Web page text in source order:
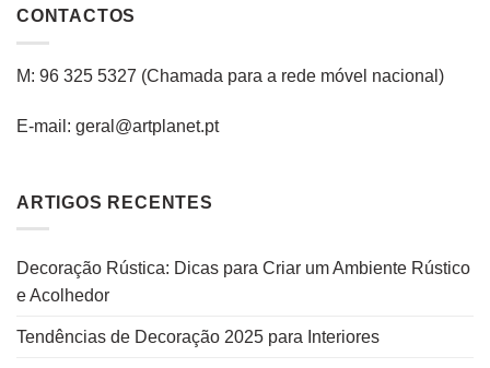
CONTACTOS
M: 96 325 5327 (Chamada para a rede móvel nacional )
E-mail: geral@artplanet.pt
ARTIGOS RECENTES
Decoração Rústica: Dicas para Criar um Ambiente Rústico
e Acolhedor
Tendências de Decoração 2025 para Interiores